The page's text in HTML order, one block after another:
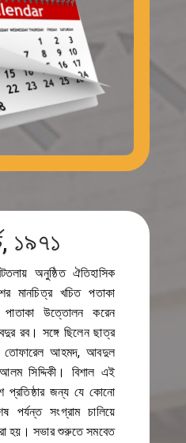
১৯৭১
অনুষ্ঠিত ঐতিহাসিক
মানচিত্র খচিত পতাকা
উত্তোলন করেন
রব। সঙ্গে ছিলেন ছাত্র
তোফারেল আহমদ, আবদুল
সিদ্দিকী। বিশাল এই
প্রতিষ্ঠার জন্য যে কোনো
পর্যন্ত সংগ্রাম চালিয়ে
হয়। সভার শুরুতে সমবেত